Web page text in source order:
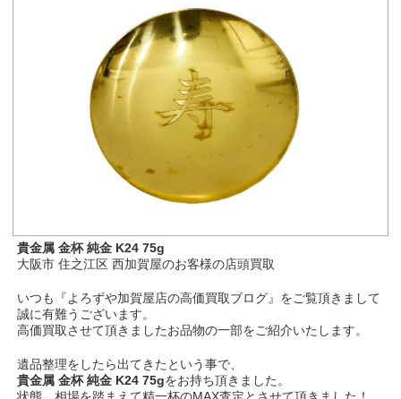
貴金属 金杯 純金 K24 75g
大阪市 住之江区 西加賀屋のお客様の店頭買取
いつも『よろずや加賀屋店の高価買取ブログ』をご覧頂きまして
誠に有難うございます。
高価買取させて頂きましたお品物の一部をご紹介いたします。
遺品整理をしたら出てきたという事で、
貴金属 金杯 純金 K24 75gをお持ち頂きました。